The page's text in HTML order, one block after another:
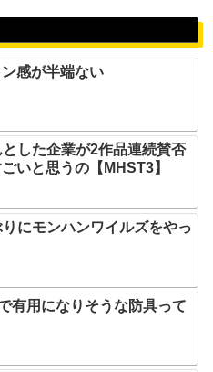
感が半端ない
とした企業が2作品連続賛否
いと思うの【MHST3】
りにモンハンワイルズをやっ
有用になりそうな防具って